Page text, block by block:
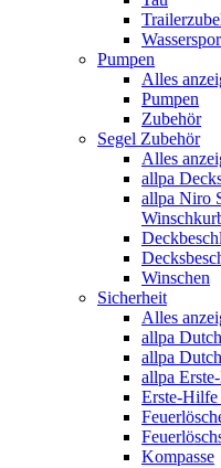
Pumpen
Alles
Pumpen
Zubehör
Segel Zubehör
Alles
allpa
allpa Niro
Winschen
Sicherheit
Alles
allpa
allpa
allpa
Erste-Hilfe
Kompasse